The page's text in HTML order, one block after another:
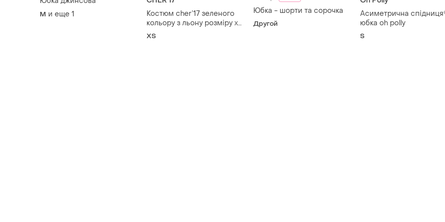
M и еще 1
Костюм cher’17 зеленого
кольору з льону розміру xs
(топ та спідниця міді)
ХS
Юбка - шорти та сорочка
Другой
Асиметрична
юбка oh polly
S